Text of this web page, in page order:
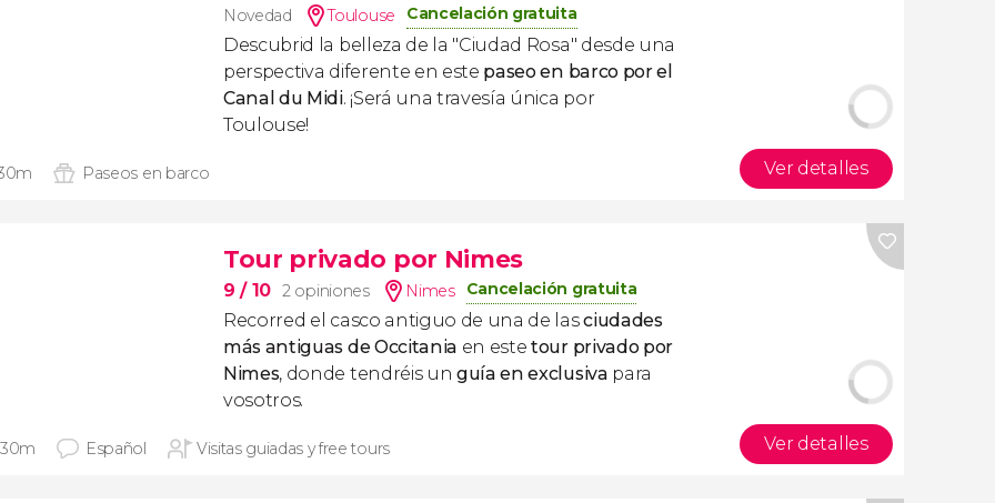
Novedad Toulouse Cancelación gratuita
Descubrid la belleza de la "Ciudad Rosa" desde una
perspectiva diferente en este paseo en barco por el
Canal du Midi. ¡Será una travesía única por
Toulouse!
Paseos en barco Ver detalles
Tour privado por Nimes
9/ 10 2 opiniones Nimes Cancelación gratuita
Recorred el casco antiguo de una de lasciudades
más antiguas de Occitania en estetour privado por
Nimes, donde tendréis unguía en exclusiva para
vosotros.
Español Visitas guiadas y free tours Ver detalles